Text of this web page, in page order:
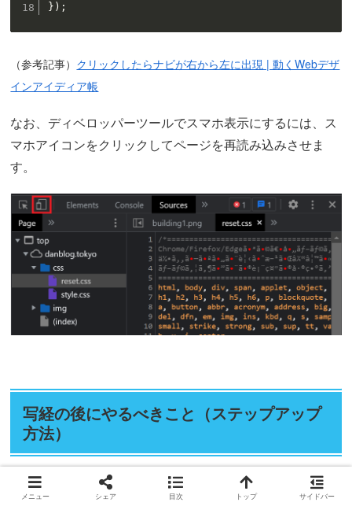
} ) ;
（参考記事） クリックしたらナビが右から左に出現 | 動くWebデザ
インアイディア帳
なお、ディベロッパーツールでスマホ表示にするには、ス
マホアイコンをクリックしてページを再読み込みさせま
す。
写経の後にやるべきこと（ステップアップ
方法）
メニュー シェア 目次 トップ サイドバー